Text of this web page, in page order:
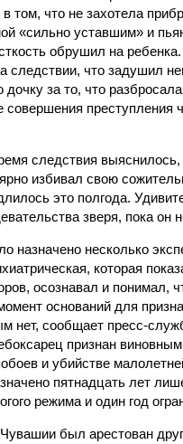
том, что не захотела
«сильно уставшим» и
обрушил на
следствии, что задушил
за то, что
совершения преступления
следствия
избивал свою
это полгода.
зверя, пока он
назначено несколько
которая
осознавал и понимал,
оснований для
нет, сообщает пресс-
признан виновным
и убийстве
пятнадцать лет
режима и один год
был арестован